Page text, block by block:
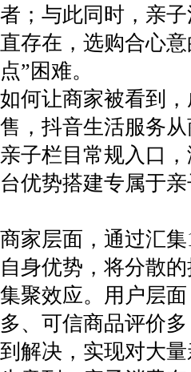
者；与此同时，亲
直存在，选购合心
点”困难。
如何让商家被看到
售，抖音生活服务
亲子栏目常规入口
台优势搭建专属于
商家层面，通过汇
自身优势，将分散
集聚效应。用户层
多、可信商品评价
到解决，实现对大